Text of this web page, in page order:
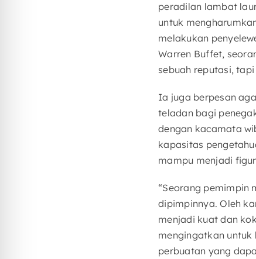
peradilan lambat
untuk
melakukan
Warren Buffet,
sebuah reputasi,
Ia juga berpesan
teladan bagi
dengan kacamata
kapasitas
mampu menjadi
“Seorang pemimpin
dipimpinnya. Oleh
menjadi kuat dan
mengingatkan
perbuatan yang